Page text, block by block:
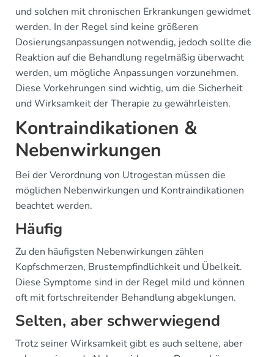
und solchen mit chronischen Erkrankungen gewidmet
werden. In der Regel sind keine größeren
Dosierungsanpassungen notwendig, jedoch sollte die
Reaktion auf die Behandlung regelmäßig überwacht
werden, um mögliche Anpassungen vorzunehmen.
Diese Vorkehrungen sind wichtig, um die Sicherheit
und Wirksamkeit der Therapie zu gewährleisten.
Kontraindikationen &
Nebenwirkungen
Bei der Verordnung von Utrogestan müssen die
möglichen Nebenwirkungen und Kontraindikationen
beachtet werden.
Häufig
Zu den häufigsten Nebenwirkungen zählen
Kopfschmerzen, Brustempfindlichkeit und Übelkeit.
Diese Symptome sind in der Regel mild und können
oft mit fortschreitender Behandlung abgeklungen.
Selten, aber schwerwiegend
Trotz seiner Wirksamkeit gibt es auch seltene, aber